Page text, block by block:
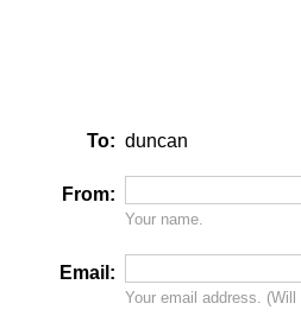
To: duncan
From:
Your name.
Email:
Your email address. (Will